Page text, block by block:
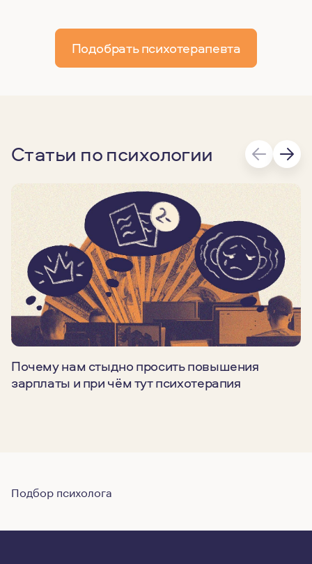
Подобрать психотерапевта
Статьи по психологии
Почему нам стыдно просить повышения
зарплаты и при чём тут психотерапия
Подбор психолога